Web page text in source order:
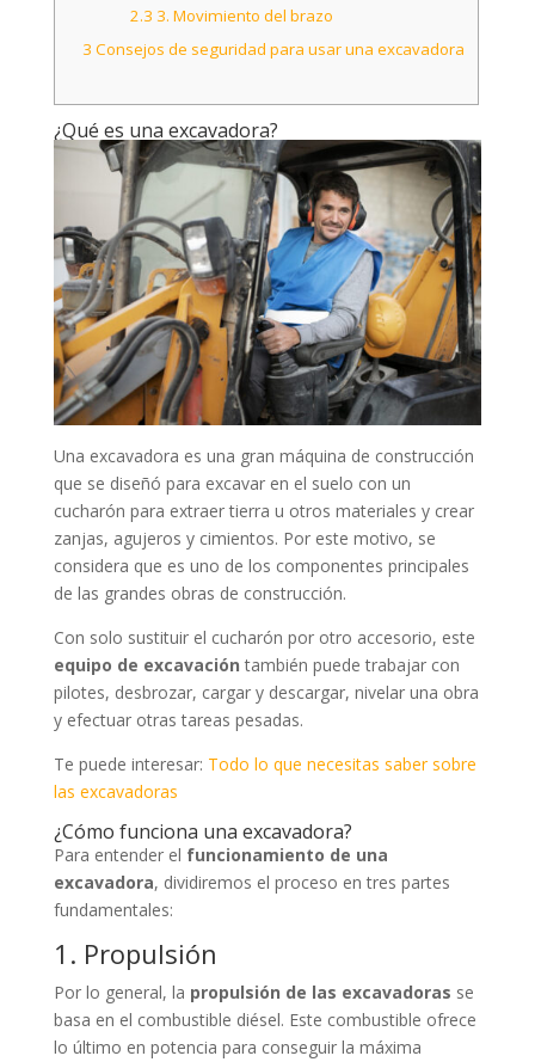
2.3 3. Movimiento del brazo
3 Consejos de seguridad para usar una excavadora
¿Qué es una excavadora?
Una excavadora es una gran máquina de construcción
que se diseñó para excavar en el suelo con un
cucharón para extraer tierra u otros materiales y crear
zanjas, agujeros y cimientos. Por este motivo, se
considera que es uno de los componentes principales
de las grandes obras de construcción.
Con solo sustituir el cucharón por otro accesorio, este
equipo de excavación también puede trabajar con
pilotes, desbrozar, cargar y descargar, nivelar una obra
y efectuar otras tareas pesadas.
Te puede interesar: Todo lo que necesitas saber sobre
las excavadoras
¿Cómo funciona una excavadora?
Para entender el funcionamiento de una
excavadora, dividiremos el proceso en tres partes
fundamentales:
1. Propulsión
Por lo general, la propulsión de las excavadoras se
basa en el combustible diésel. Este combustible ofrece
lo último en potencia para conseguir la máxima